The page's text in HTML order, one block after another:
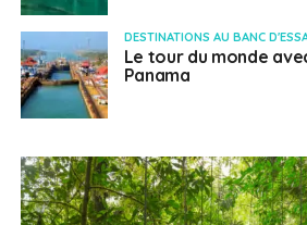
DESTINATIONS AU BANC
Le tour du monde
Panama